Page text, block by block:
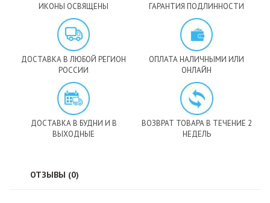
ИКОНЫ ОСВЯЩЕНЫ ГАРАНТИЯ ПОДЛИННОСТИ
ДОСТАВКА В ЛЮБОЙ РЕГИОН
РОССИИ
ОПЛАТА НАЛИЧНЫМИ ИЛИ
ОНЛАЙН
ДОСТАВКА В БУДНИ И В
ВЫХОДНЫЕ
ВОЗВРАТ ТОВАРА В ТЕЧЕНИЕ 2
НЕДЕЛЬ
ОТЗЫВЫ (0)